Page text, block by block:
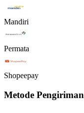
Mandiri
Permata
Shopeepay
Metode Pengiriman